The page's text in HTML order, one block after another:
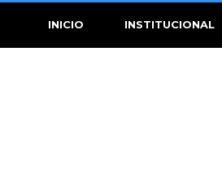
INICIO INSTITUCIONAL